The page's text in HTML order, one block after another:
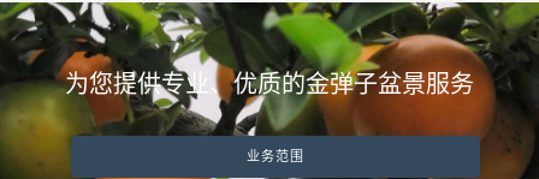
为您提供专业、优质的金弹子盆景服务
业务范围